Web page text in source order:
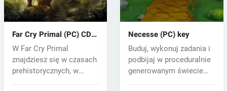
Far Cry Primal (PC) CD
key
W Far Cry Primal
znajdziesz się w czasach
prehistorycznych, w
Necesse (PC) key
Buduj, wykonuj zadania i
podbijaj w proceduralnie
generowanym świecie